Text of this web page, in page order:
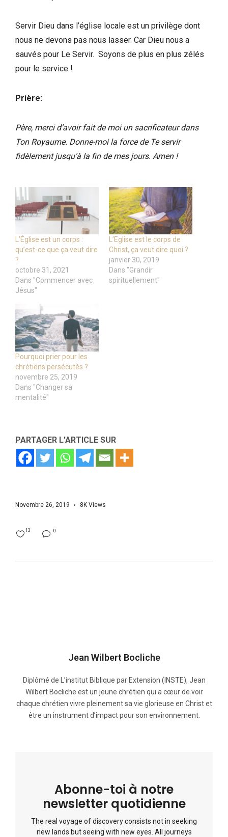
Servir Dieu dans l’église locale est un privilège dont
nous ne devons pas nous lasser. Car Dieu nous a
sauvés pour Le Servir. Soyons de plus en plus zélés
pour le service !
Prière:
Père, merci d’avoir fait de moi un sacrificateur dans
Ton Royaume. Donne-moi la force de Te servir
fidèlement jusqu’à la fin de mes jours. Amen !
L’Église est un corps :
qu’est-ce que ça veut dire
?
octobre 31, 2021
Dans "Commencer avec
Jésus"
L’Eglise est le corps de
Christ, ça veut dire quoi ?
janvier 30, 2019
Dans "Grandir
spirituellement"
Pourquoi prier pour les
chrétiens persécutés ?
novembre 25, 2019
Dans "Changer sa
mentalité"
PARTAGER L'ARTICLE SUR
Novembre 26, 2019 8K Views
0
13
Jean Wilbert Bocliche
Diplômé de L’institut Biblique par Extension (INSTE), Jean
Wilbert Bocliche est un jeune chrétien qui a cœur de voir
chaque chrétien vivre pleinement sa vie glorieuse en Christ et
être un instrument d’impact pour son environnement.
Abonne-toi à notre
newsletter quotidienne
The real voyage of discovery consists not in seeking
new lands but seeing with new eyes. All journeys